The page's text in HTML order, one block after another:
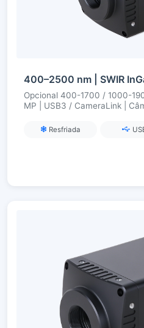
Opcional 400-1700 / 1000-
MP | USB3 / CameraLink |
Resfriada